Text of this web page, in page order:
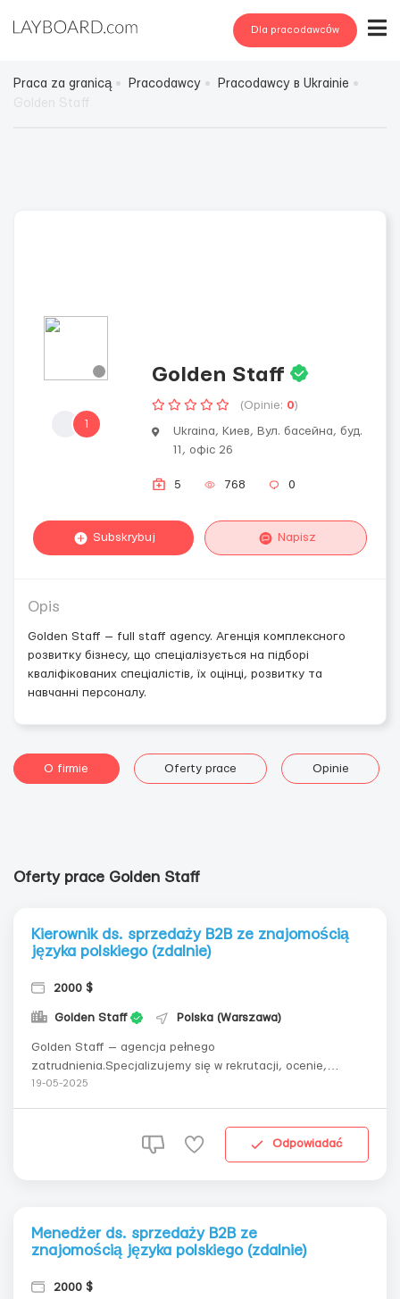
Dla pracodawców
Praca za granicą Pracodawcy
Pracodawcy в Ukrainie
1
Golden Staff
(Opinie: 0)
Ukraina, Киев, Вул. басейна, буд.
11, офіс 26
5 768 0
Subskrybuj Napisz
Opis
Golden Staff — full staff agency. Агенція комплексного
розвитку бізнесу, що спеціалізується на підборі
кваліфікованих спеціалістів, їх оцінці, розвитку та
навчанні персоналу.
O firmie Oferty prace Opinie
Oferty prace Golden Staff
Kierownik ds. sprzedaży B2B ze znajomością
języka polskiego (zdalnie)
2000 $
Golden Staff Polska (Warszawa)
Golden Staff — agencja pełnego
zatrudnienia.Specjalizujemy się w rekrutacji, ocenie,
rozwoju i szkoleniu personelu. Wśród naszych klientów są
inne.W związku z rozszerzeniem działalnośc...
19-05-2025
Odpowiadać
Menedżer ds. sprzedaży B2B ze
znajomością języka polskiego (zdalnie)
2000 $